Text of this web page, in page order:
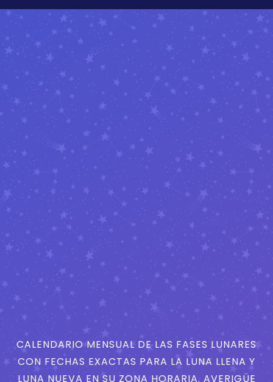
CALENDARIO MENSUAL DE LAS FASES LUNARES
CON FECHAS EXACTAS PARA LA LUNA LLENA Y
LUNA NUEVA EN SU ZONA HORARIA. AVERIGÜE